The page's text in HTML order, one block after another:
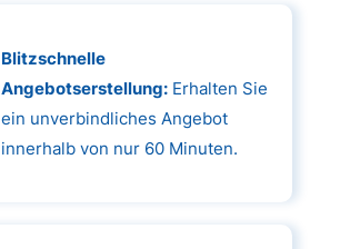
Blitzschnelle
Angebotserstellung:Erhalten Sie
ein unverbindliches Angebot
innerhalb von nur 60 Minuten.